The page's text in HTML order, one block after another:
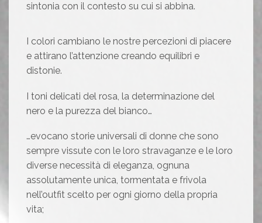
sintonia con il contesto su cui si abbina.
I colori cambiano le nostre percezioni di piacere
e attirano l’attenzione creando equilibri e
distonie.
I toni delicati del rosa, la determinazione del
nero e la purezza del bianco…
…evocano storie universali di donne che sono
sempre vissute con le loro stravaganze e le loro
diverse necessità di eleganza, ognuna
assolutamente unica, tormentata e frivola
nell’outfit scelto per ogni giorno della propria
vita;